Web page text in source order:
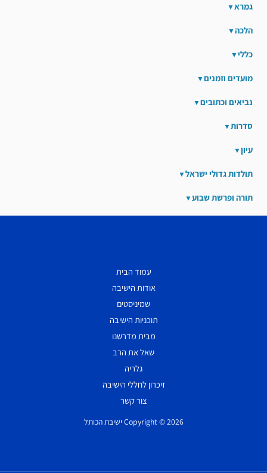
גמרא
הלכה
כללי
מועדים וזמנים
נביאים וכתובים
סדרות
עיון
תולדות גדולי ישראל
תורה ופרשת שבוע
עמוד הבית
אודות הישיבה
שמיניסטים
תוכניות הישיבה
מבית מדרשנו
שאל את הרב
גלריה
זיכרון לחללי הישיבה
צור קשר
Copyright © 2026 ישיבת הכותל